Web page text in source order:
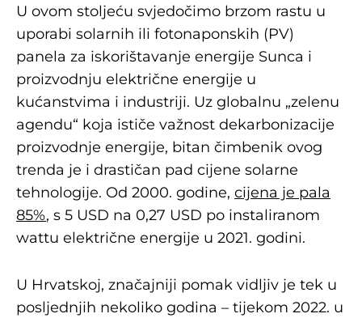
U ovom stoljeću svjedočimo brzom rastu u
uporabi solarnih ili fotonaponskih (PV)
panela za iskorištavanje energije Sunca i
proizvodnju električne energije u
kućanstvima i industriji. Uz globalnu „zelenu
agendu“ koja ističe važnost dekarbonizacije
proizvodnje energije, bitan čimbenik ovog
trenda je i drastičan pad cijene solarne
tehnologije. Od 2000. godine, cijena je pala
85%, s 5 USD na 0,27 USD po instaliranom
wattu električne energije u 2021. godini.
U Hrvatskoj, značajniji pomak vidljiv je tek u
posljednjih nekoliko godina – tijekom 2022. u